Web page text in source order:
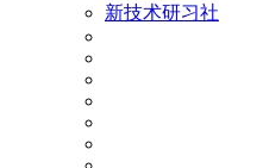
新技术研习社